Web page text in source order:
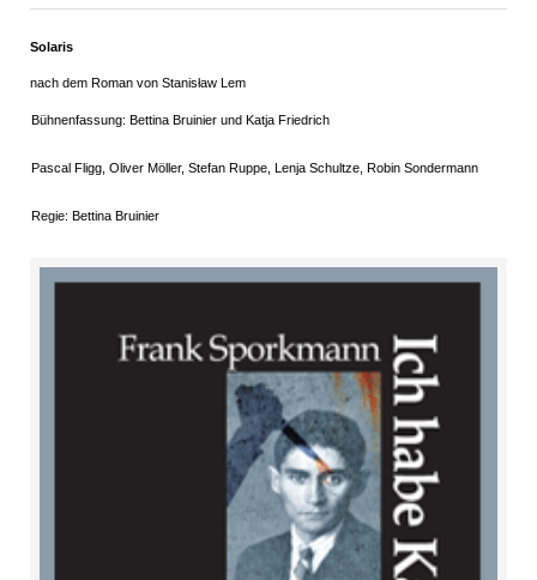
Solaris
nach dem Roman von Stanisław Lem
Bühnenfassung: Bettina Bruinier und Katja Friedrich
Pascal Fligg, Oliver Möller, Stefan Ruppe, Lenja Schultze, Robin Sondermann
Regie: Bettina Bruinier